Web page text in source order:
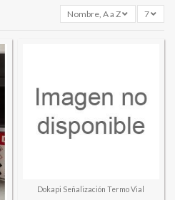
Nombre, A a Z 7
Dokapi Señalización Termo Vial